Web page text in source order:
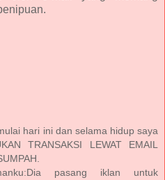
hari ini dan selama hidup saya
TRANSAKSI LEWAT EMAIL
pasang iklan untuk